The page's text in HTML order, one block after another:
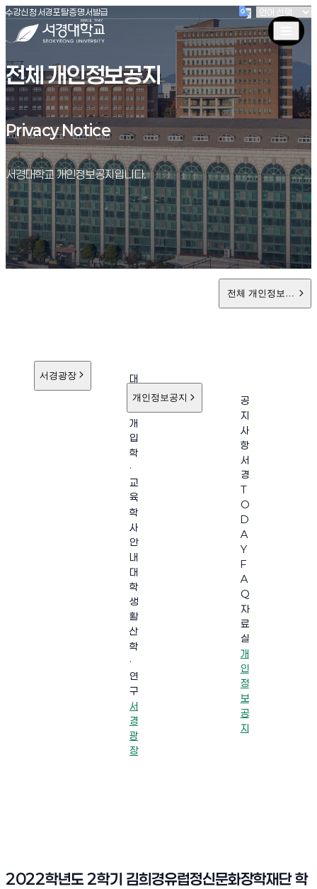
서경대학교
수강신청 (새창 열림)
서경포탈(새창 열림)
증명서발급(새창 열림)
전체 개인정보공지
Privacy Notice
Privacy Notice
서경대학교 개인정보공지입니다.
서경광장
대
학
개
입
학
·
교
육
학
사
안
내
대
학
생
활
산
학
·
연
구
서
경
광
장
개인정보공지
공
지
사
항
서
경
T
O
D
A
Y
F
A
Q
자
료
실
개
인
정
보
공
지
전체 개인정보공지
2022학년도 2학기 김희경유럽정신문화장학재단 학